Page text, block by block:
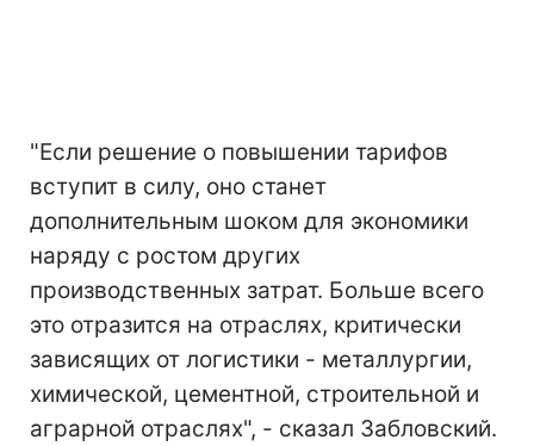
"Если решение о повышении тарифов
вступит в силу, оно станет
дополнительным шоком для экономики
наряду с ростом других
производственных затрат. Больше всего
это отразится на отраслях, критически
зависящих от логистики - металлургии,
химической, цементной, строительной и
аграрной отраслях", - сказал Забловский.